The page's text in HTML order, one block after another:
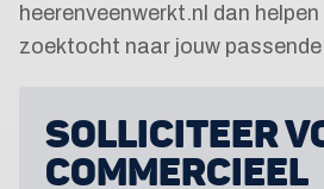
heerenveenwerkt.nl dan
zoektocht naar jouw
SOLLICITEER
COMMERCIEEL